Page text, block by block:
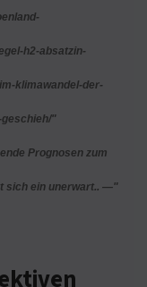
h2-absatzin-
klimawandel-der-
"
Prognosen zum
sich ein unerwart.. —"